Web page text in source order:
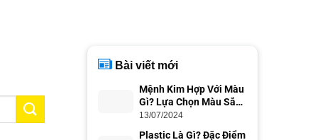
Bài viết mới
Mệnh Kim Hợp Với Màu
Gì? Lựa Chọn Màu Sắc
Phong Thủy
13/07/2024
Plastic Là Gì? Đặc Điểm